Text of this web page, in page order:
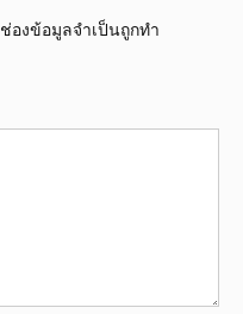
ช่องข้อมูลจำเป็นถูกทำ